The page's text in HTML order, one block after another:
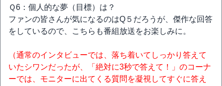
Ｑ6：個人的な夢（目標）は？
ファンの皆さんが気になるのはQ５だろうが、傑作な回答
をしているので、こちらも番組放送をお楽しみに。
（通常のインタビューでは、落ち着いてしっかり答えて
いたシワンだったが、「絶対に3秒で答えて！」のコーナ
ーでは、モニターに出てくる質問を凝視してすぐに答え